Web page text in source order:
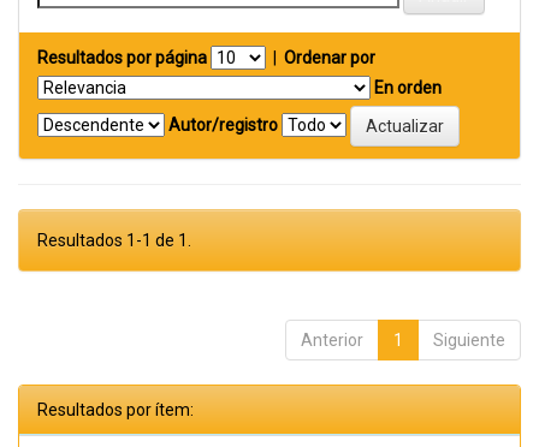
Resultados por página
Ordenar por
En orden
Autor/registro
Resultados 1-1 de 1.
Anterior 1 Siguiente
Resultados por ítem: